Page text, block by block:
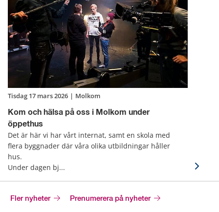
tisdag 17 mars 2026 | Molkom
Kom och hälsa på oss i Molkom under
öppethus
Det är här vi har vårt internat, samt en skola med
flera byggnader där våra olika utbildningar håller
hus.
Under dagen bj...
Fler nyheter Prenumerera på nyheter